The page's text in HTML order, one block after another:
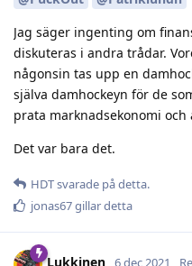
Jag säger ingenting om
diskuteras i andra trådar.
någonsin tas upp en
själva damhockeyn för de
prata marknadsekonomi
Det var bara det.
HDTsvarade på detta.
jonas67gillar detta
Lukkinen 6 dec 2021